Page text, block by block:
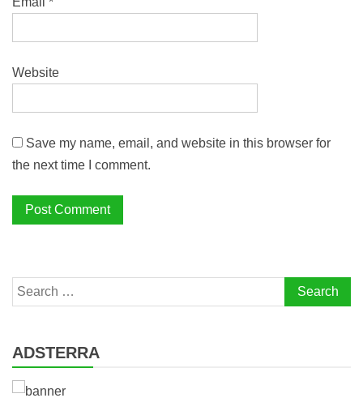
Website
Save my name, email, and website in this browser for
the next time I comment.
Search
for:
ADSTERRA